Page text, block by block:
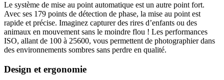
Le système de mise au point automatique est un autre point fort.
Avec ses 179 points de détection de phase, la mise au point est
rapide et précise. Imaginez capturer des rires d’enfants ou des
animaux en mouvement sans le moindre flou ! Les performances
ISO, allant de 100 à 25600, vous permettent de photographier dans
des environnements sombres sans perdre en qualité.
Design et ergonomie